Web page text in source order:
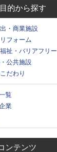
目的から探す
・商業施設
フォーム
祉・バリアフリー
公共施設
だわり
覧
業
ンテンツ